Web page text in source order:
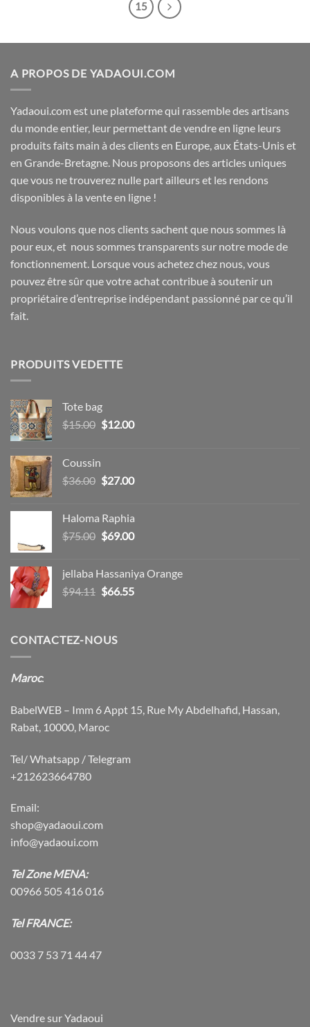
15
A PROPOS DE YADAOUI.COM
Yadaoui.com est une plateforme qui rassemble des artisans
du monde entier, leur permettant de vendre en ligne leurs
produits faits main à des clients en Europe, aux États-Unis et
en Grande-Bretagne. Nous proposons des articles uniques
que vous ne trouverez nulle part ailleurs et les rendons
disponibles à la vente en ligne !
Nous voulons que nos clients sachent que nous sommes là
pour eux, et nous sommes transparents sur notre mode de
fonctionnement. Lorsque vous achetez chez nous, vous
pouvez être sûr que votre achat contribue à soutenir un
propriétaire d’entreprise indépendant passionné par ce qu’il
fait.
PRODUITS VEDETTE
Tote bag
$15.00 Le
était :
$15.00.
$12.00Le
$12.00.
Coussin
$36.00 Le
était :
$36.00.
$27.00Le
est :
$27.00.
Haloma Raphia
$75.00 Le
était :
$75.00.
$69.00Le
est :
$69.00.
jellaba Hassaniya Orange
$94.11 Le
était :
$66.55Le
CONTACTEZ-NOUS
Maroc:
BabelWEB – Imm 6 Appt 15, Rue My Abdelhafid, Hassan,
Rabat, 10000, Maroc
Tel/ Whatsapp / Telegram
+212623664780
Email:
shop@yadaoui.com
info@yadaoui.com
Tel Zone MENA:
00966 505 416 016
Tel FRANCE:
0033 7 53 71 44 47
Vendre sur Yadaoui